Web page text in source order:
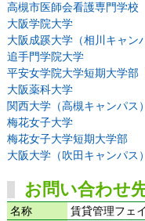
高槻市医師会看護専門学校
大阪学院大学
大阪成蹊大学（相川キャン
追手門学院大学
平安女学院大学短期大学部
大阪薬科大学
関西大学（高槻キャンパス）
梅花女子大学
梅花女子大学短期大学部
大阪大学（吹田キャンパス）
お問い合わせ
名称
賃貸管理フェ